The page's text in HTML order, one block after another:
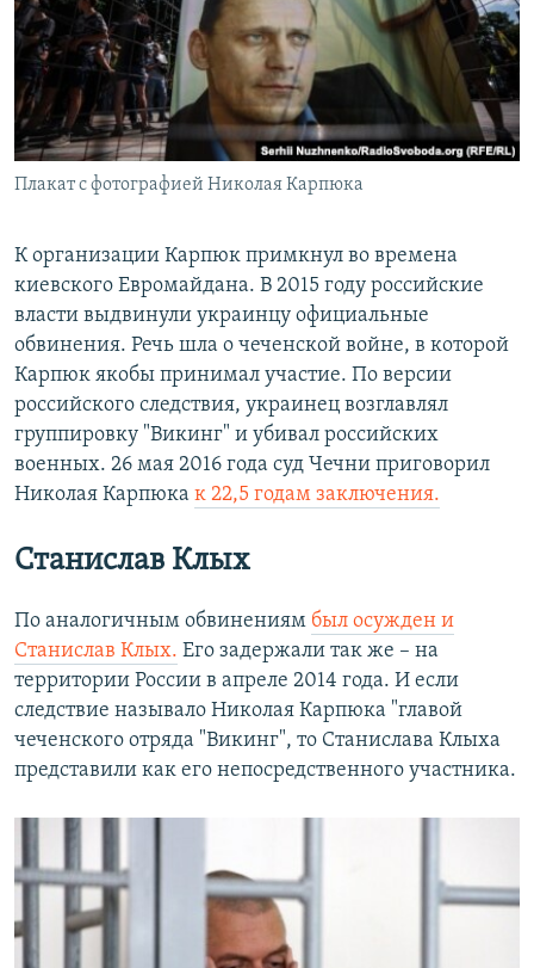
Плакат с фотографией Николая Карпюка
К организации Карпюк примкнул во времена
киевского Евромайдана. В 2015 году российские
власти выдвинули украинцу официальные
обвинения. Речь шла о чеченской войне, в которой
Карпюк якобы принимал участие. По версии
российского следствия, украинец возглавлял
группировку "Викинг" и убивал российских
военных. 26 мая 2016 года суд Чечни приговорил
Николая Карпюка к 22,5 годам заключения.
Станислав Клых
По аналогичным обвинениям был осужден и
Станислав Клых. Его задержали так же – на
территории России в апреле 2014 года. И если
следствие называло Николая Карпюка "главой
чеченского отряда "Викинг", то Станислава Клыха
представили как его непосредственного участника.